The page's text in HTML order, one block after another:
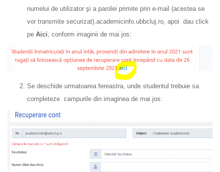
numelui de utilizator şi a parolei primite prin e-mail (acestea se
vor transmite securizat).academicinfo.ubbcluj.ro, apoi dau click
pe Aici, conform imaginii de mai jos:
Se deschide urmatoarea fereastra, unde studentul trebuie sa
completeze campurile din imaginea de mai jos: